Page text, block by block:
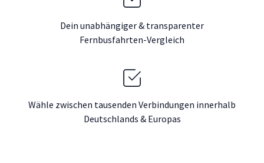
Dein unabhängiger & transparenter
Fernbusfahrten-Vergleich
Wähle zwischen tausenden Verbindungen innerhalb
Deutschlands & Europas